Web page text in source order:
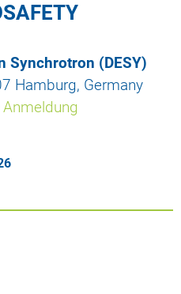
Synchrotron (DESY)
Hamburg, Germany